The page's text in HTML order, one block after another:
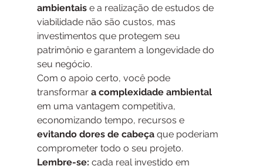
ambientais e a realização de estudos de
viabilidade não são custos, mas
investimentos que protegem seu
patrimônio e garantem a longevidade do
seu negócio.
Com o apoio certo, você pode
transformar a complexidade ambiental
em uma vantagem competitiva,
economizando tempo, recursos e
evitando dores de cabeça que poderiam
comprometer todo o seu projeto.
Lembre-se: cada real investido em